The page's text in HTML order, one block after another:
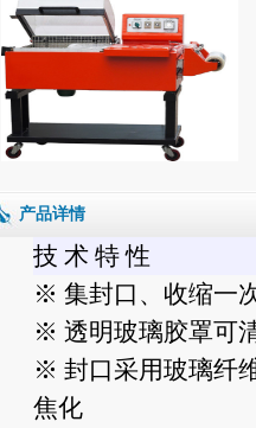
产品详情
技 术 特 性
※ 集封口、收缩一
※ 透明玻璃胶罩可
※ 封口采用玻璃纤
焦化